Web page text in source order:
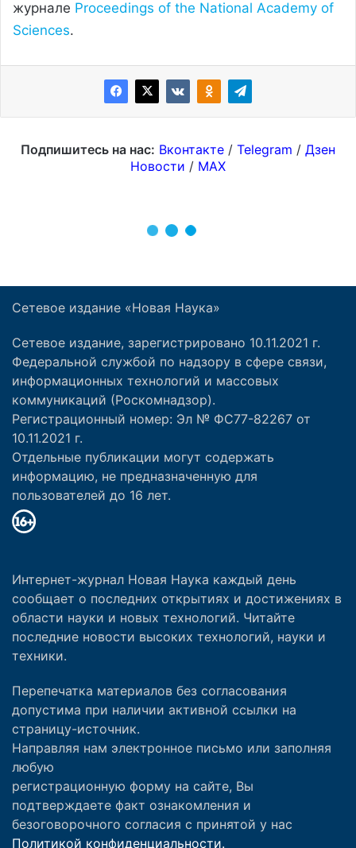
Сетевое издание «Новая Наука»
Сетевое издание, зарегистрировано 10.11.2021 г.
Федеральной службой по надзору в сфере связи,
информационных технологий и массовых
коммуникаций (Роскомнадзор).
Регистрационный номер: Эл № ФС77-82267 от
10.11.2021 г.
Отдельные публикации могут содержать
информацию, не предназначенную для
пользователей до 16 лет.
Интернет-журнал Новая Наука каждый день
сообщает о последних открытиях и достижениях в
области науки и новых технологий. Читайте
последние новости высоких технологий, науки и
техники.
Перепечатка материалов без согласования
допустима при наличии активной ссылки на
страницу-источник.
Направляя нам электронное письмо или заполняя
любую
регистрационную форму на сайте, Вы
подтверждаете факт ознакомления и
безоговорочного согласия с принятой у нас
Политикой конфиденциальности.